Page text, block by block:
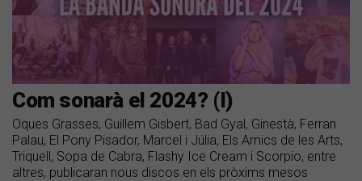
Com sonarà el 2024? (I)
Oques Grasses, Guillem Gisbert, Bad Gyal, Ginestà, Ferran
Palau, El Pony Pisador, Marcel i Júlia, Els Amics de les Arts,
Triquell, Sopa de Cabra, Flashy Ice Cream i Scorpio, entre
altres, publicaran nous discos en els pròxims mesos